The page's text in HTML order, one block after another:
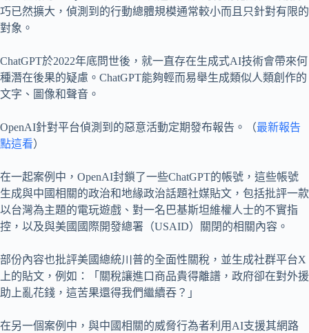
巧已然擴大，偵測到的行動總體規模通常較小而且只針對有限的
對象。
ChatGPT於2022年底問世後，就一直存在生成式AI技術會帶來何
種潛在後果的疑慮。ChatGPT能夠輕而易舉生成類似人類創作的
文字、圖像和聲音。
OpenAI針對平台偵測到的惡意活動定期發布報告。（最新報告
點這看）
在一起案例中，OpenAI封鎖了一些ChatGPT的帳號，這些帳號
生成與中國相關的政治和地緣政治話題社媒貼文，包括批評一款
以台灣為主題的電玩遊戲、對一名巴基斯坦維權人士的不實指
控，以及與美國國際開發總署（USAID）關閉的相關內容。
部份內容也批評美國總統川普的全面性關稅，並生成社群平台X
上的貼文，例如：「關稅讓進口商品貴得離譜，政府卻在對外援
助上亂花錢，這苦果還得我們繼續吞？」
在另一個案例中，與中國相關的威脅行為者利用AI支援其網路